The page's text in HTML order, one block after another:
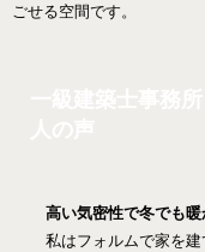
ごせる空間です。
高い気密性で冬でも暖
私はフォルムで家を